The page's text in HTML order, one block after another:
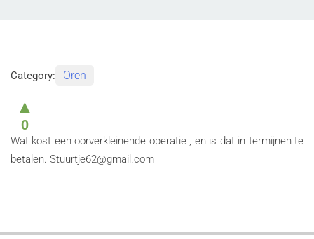
Category: Oren
▲
0
Wat kost een oorverkleinende operatie , en is dat in termijnen te
betalen. Stuurtje62@gmail.com